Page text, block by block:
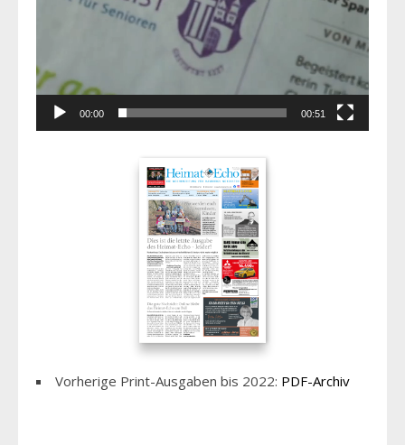
00:00 00:51
Vorherige Print-Ausgaben bis 2022: PDF-Archiv